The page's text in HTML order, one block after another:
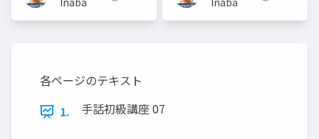
各ページのテキスト
1.
手話初級講座 07